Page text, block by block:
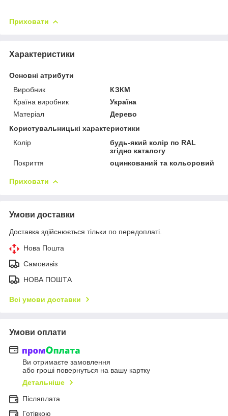
Приховати
Характеристики
Основні атрибути
Виробник
КЗКМ
Країна виробник
Україна
Матеріал
Дерево
Користувальницькі характеристики
Колір
будь-який колір по RAL
згідно каталогу
Покриття
оцинкований та кольоровий
Приховати
Умови доставки
Доставка здійснюється тільки по передоплаті.
Нова Пошта
Самовивіз
НОВА ПОШТА
Всі умови доставки
Умови оплати
Ви отримаєте замовлення
або гроші повернуться на вашу картку
Детальніше
Післяплата
Готівкою